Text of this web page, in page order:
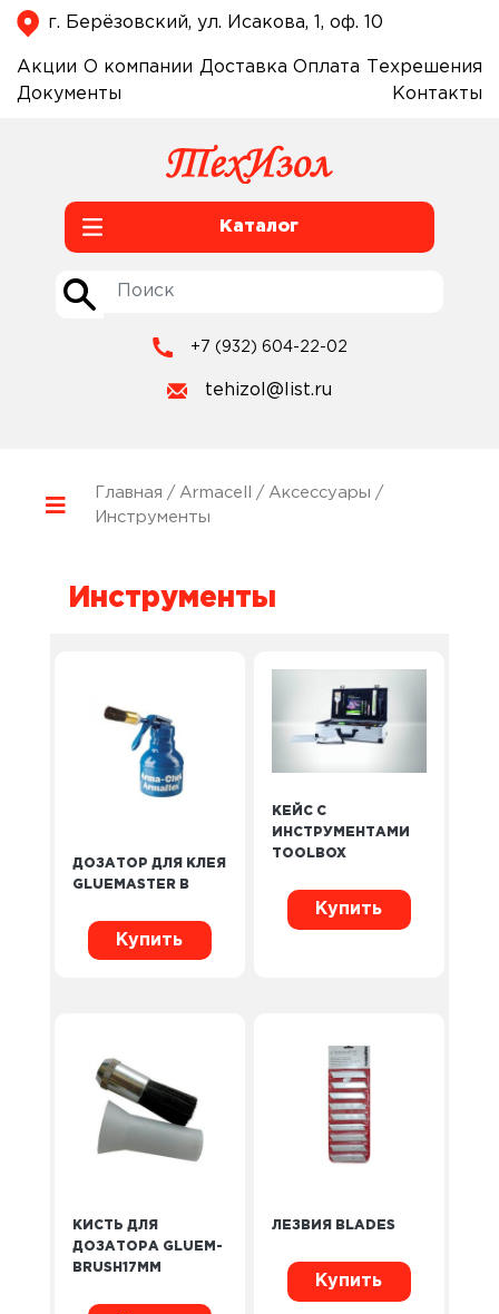
г. Берёзовский, ул. Исакова, 1, оф. 10
Акции О компании Доставка Оплата
Техрешения
Документы
Контакты
Каталог
+7 (932) 604-22-02
tehizol@list.ru
Главная / Armacell / Аксессуары /
Инструменты
Инструменты
ДОЗАТОР ДЛЯ КЛЕЯ
GLUEMASTER B
Купить
КЕЙС С
ИНСТРУМЕНТАМИ
TOOLBOX
Купить
КИСТЬ ДЛЯ
ДОЗАТОРА GLUEM-
BRUSH17MM
ЛЕЗВИЯ BLADES
Купить